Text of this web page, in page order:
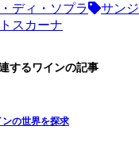
ディ・ソプラ
サンジ
トスカーナ
するワインの記事
の世界を探求